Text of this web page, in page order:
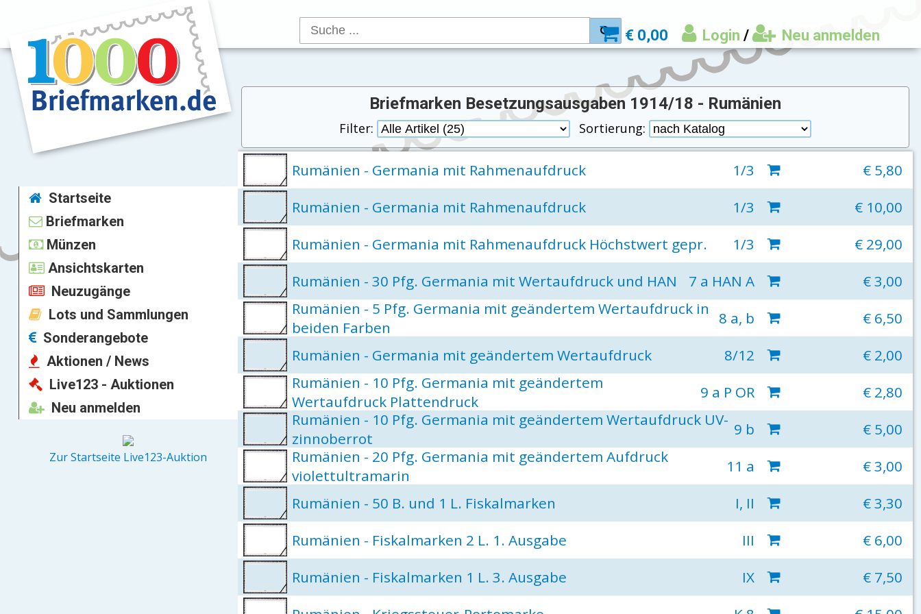
€ 0,00 Login / Neu anmelden
Startseite
Briefmarken
Münzen
Ansichtskarten
Neuzugänge
Lots und Sammlungen
Sonderangebote
Aktionen / News
Live123 - Auktionen
Neu anmelden
Zur Startseite Live123-Auktion
Briefmarken Besetzungsausgaben 1914/18 - Rumänien
Filter: Sortierung:
Rumänien - Germania mit Rahmenaufdruck 1/3
€ 5,80
Rumänien - Germania mit Rahmenaufdruck
1/3
€ 10,00
Rumänien - Germania mit Rahmenaufdruck Höchstwert gepr.
1/3
€ 29,00
Rumänien - 30 Pfg. Germania mit Wertaufdruck und HAN
7 a HAN A
€ 3,00
Rumänien - 5 Pfg. Germania mit geändertem Wertaufdruck in
beiden Farben
8 a, b
€ 6,50
Rumänien - Germania mit geändertem Wertaufdruck
8/12
€ 2,00
Rumänien - 10 Pfg. Germania mit geändertem
Wertaufdruck Plattendruck
9 a P OR
€ 2,80
Rumänien - 10 Pfg. Germania mit geändertem Wertaufdruck UV-
zinnoberrot
9 b
€ 5,00
Rumänien - 20 Pfg. Germania mit geändertem Aufdruck
violettultramarin
11 a
€ 3,00
Rumänien - 50 B. und 1 L. Fiskalmarken
I, II
€ 3,30
Rumänien - Fiskalmarken 2 L. 1. Ausgabe
III
€ 6,00
Rumänien - Fiskalmarken 1 L. 3. Ausgabe
IX
€ 7,50